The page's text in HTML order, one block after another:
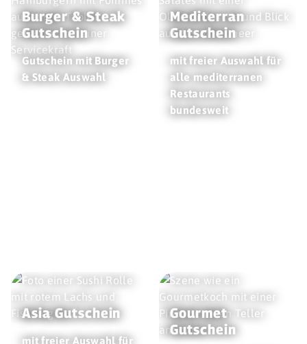
Burger & Steak
Gutschein
Gutschein mit Burger
& Steak Auswahl
Mediterran
Gutschein
mit freier Auswahl für
alle mediterranen
Restaurants
bundesweit
Asia Gutschein
mit freier Auswahl für
Gourmet
Gutschein